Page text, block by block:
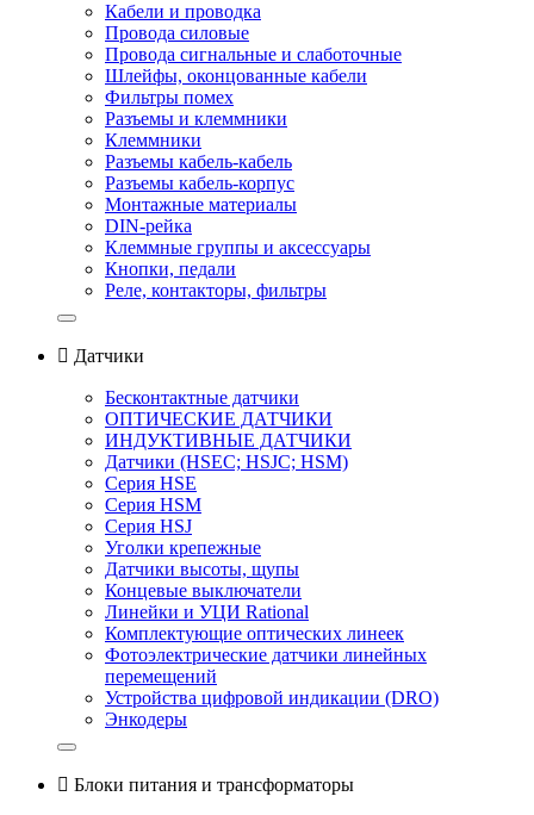
Кабели и проводка
Провода силовые
Провода сигнальные и слаботочные
Шлейфы, оконцованные кабели
Фильтры помех
Разъемы и клеммники
Клеммники
Разъемы кабель-кабель
Разъемы кабель-корпус
Монтажные материалы
DIN-рейка
Клеммные группы и аксессуары
Кнопки, педали
Реле, контакторы, фильтры
 Датчики
Бесконтактные датчики
ОПТИЧЕСКИЕ ДАТЧИКИ
ИНДУКТИВНЫЕ ДАТЧИКИ
Датчики (HSEС; HSJС; HSM)
Серия HSE
Серия HSM
Серия HSJ
Уголки крепежные
Датчики высоты, щупы
Концевые выключатели
Линейки и УЦИ Rational
Комплектующие оптических линеек
Фотоэлектрические датчики линейных
перемещений
Устройства цифровой индикации (DRO)
Энкодеры
 Блоки питания и трансформаторы